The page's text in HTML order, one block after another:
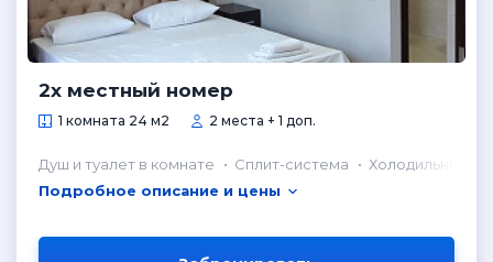
2х местный номер
1 комната 24 м2 2 места + 1 доп.
Душ и туалет в комнате Сплит-система
Холодильник в
Подробное описание и цены